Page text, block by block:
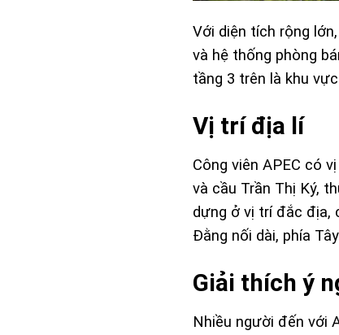
Với diện tích rộng
và hệ thống phòng
tầng 3 trên là khu
Vị trí địa lí
Công viên APEC có
và cầu Trần Thị Ký,
dựng ở vị trí đắc địa,
Đằng nối dài, phía
Giải thích ý
Nhiều người đến với